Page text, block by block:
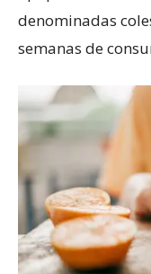
denominadas
semanas de